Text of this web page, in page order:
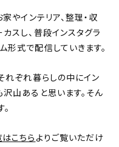
やインテリア、整理・収
スし、普段インスタグラ
式で配信していきます。
れぞれ暮らしの中にイン
山あると思います。そん
こちら よりご覧いただけ